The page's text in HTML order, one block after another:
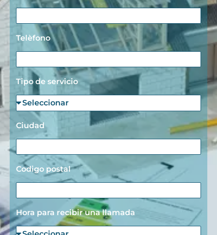
Telèfono
Tipo de servicio
Ciudad
Codigo postal
Hora para recibir una llamada